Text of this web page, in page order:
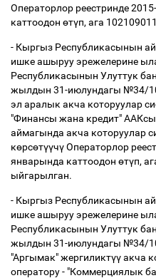
Операторлор реестринде
каттоодон өтүп, ага
- Кыргыз Республикасынын
ишке ашыруу эрежелерине
Республикасынын Улуттук
жылдын 31-июлундагы №34/
эл аралык акча которуулар
"Финансы жана кредит"
аймагында акча которуулар
көрсөтүүчүОператорлор
январында каттоодон өтүп,
ыйгарылган.
- Кыргыз Республикасынын
ишке ашыруу эрежелерине
Республикасынын Улуттук
жылдын 31-июлундагы №34/
"Аргымак" жергиликтүүакча
оператору - "Коммерциялык